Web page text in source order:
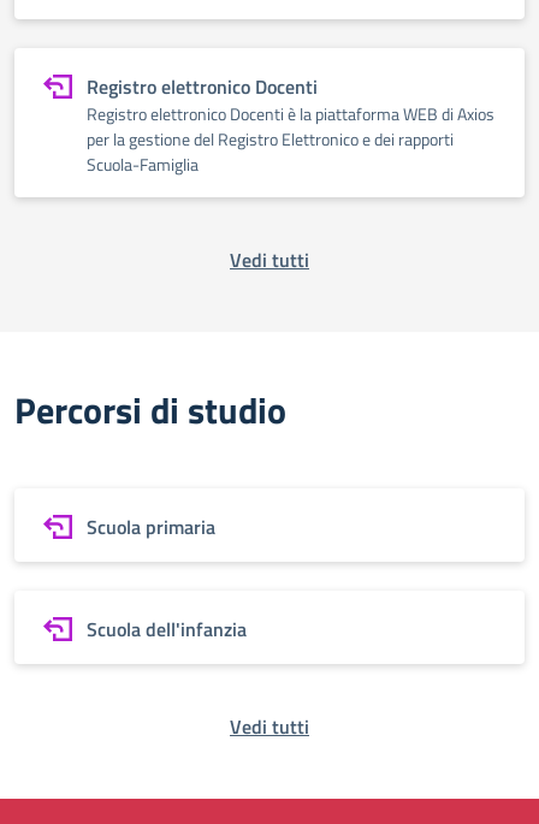
Registro elettronico Docenti
Registro elettronico Docenti è la piattaforma WEB di Axios
per la gestione del Registro Elettronico e dei rapporti
Scuola-Famiglia
Vedi tutti
Percorsi di studio
Scuola primaria
Scuola dell'infanzia
Vedi tutti